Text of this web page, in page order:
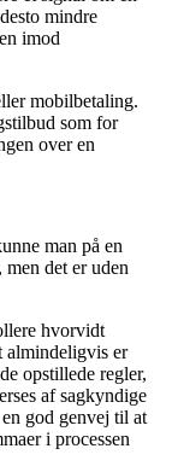
mindre
imod
mobilbetaling.
som for
over en
man på en
det er uden
hvorvidt
almindeligvis er
opstillede regler,
af sagkyndige
god genvej til at
i processen